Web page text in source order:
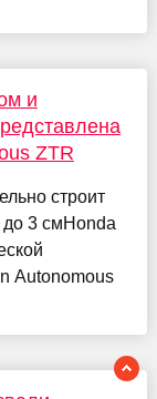
и
ZTR
строит
до 3 смHonda
Autonomous